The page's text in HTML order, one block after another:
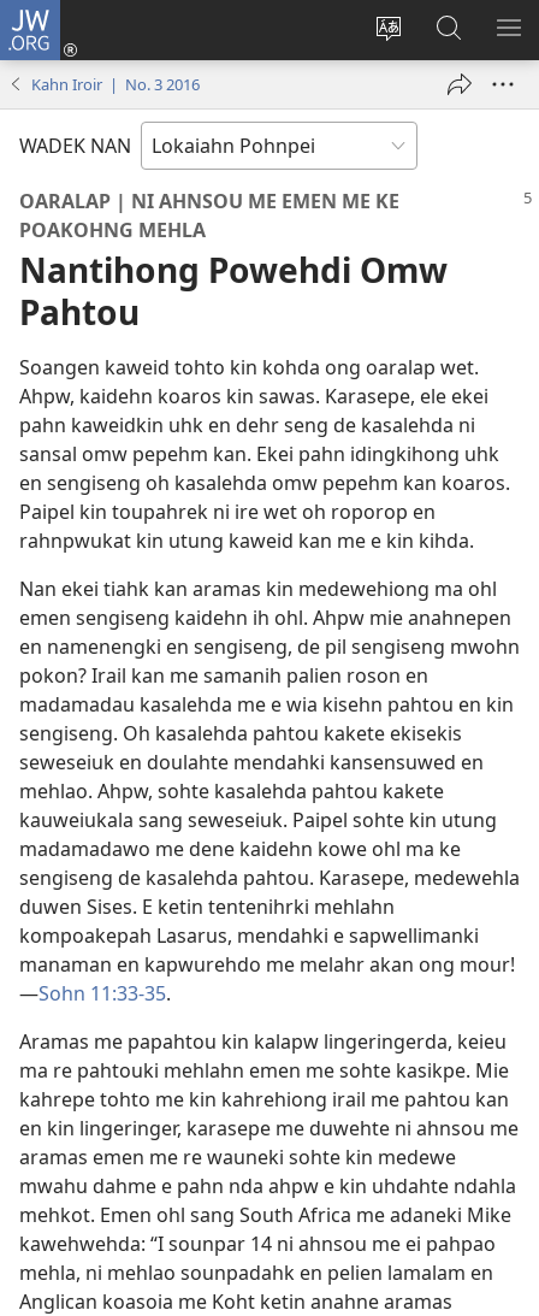
JW.ORG
Wekidala
site
Log
window)
Rapahki
JW.ORG
Kahn Iroir | No. 3 2016
WADEK NAN
OARALAP | NI AHNSOU ME EMEN ME KE
POAKOHNG MEHLA
Nantihong Powehdi Omw
Pahtou
Soangen kaweid tohto kin kohda ong oaralap wet.
Ahpw, kaidehn koaros kin sawas. Karasepe, ele ekei
pahn kaweidkin uhk en dehr seng de kasalehda ni
sansal omw pepehm kan. Ekei pahn idingkihong uhk
en sengiseng oh kasalehda omw pepehm kan koaros.
Paipel kin toupahrek ni ire wet oh roporop en
rahnpwukat kin utung kaweid kan me e kin kihda.
Nan ekei tiahk kan aramas kin medewehiong ma ohl
emen sengiseng kaidehn ih ohl. Ahpw mie anahnepen
en namenengki en sengiseng, de pil sengiseng mwohn
pokon? Irail kan me samanih palien roson en
madamadau kasalehda me e wia kisehn pahtou en kin
sengiseng. Oh kasalehda pahtou kakete ekisekis
seweseiuk en doulahte mendahki kansensuwed en
mehlao. Ahpw, sohte kasalehda pahtou kakete
kauweiukala sang seweseiuk. Paipel sohte kin utung
madamadawo me dene kaidehn kowe ohl ma ke
sengiseng de kasalehda pahtou. Karasepe, medewehla
duwen Sises. E ketin tentenihrki mehlahn
kompoakepah Lasarus, mendahki e sapwellimanki
manaman en kapwurehdo me melahr akan ong mour!​
—Sohn 11:33-35.
Aramas me papahtou kin kalapw lingeringerda, keieu
ma re pahtouki mehlahn emen me sohte kasikpe. Mie
kahrepe tohto me kin kahrehiong irail me pahtou kan
en kin lingeringer, karasepe me duwehte ni ahnsou me
aramas emen me re wauneki sohte kin medewe
mwahu dahme e pahn nda ahpw e kin uhdahte ndahla
mehkot. Emen ohl sang South Africa me adaneki Mike
kawehwehda: “I sounpar 14 ni ahnsou me ei pahpao
mehla, ni mehlao sounpadahk en pelien lamalam en
Anglican koasoia me Koht ketin anahne aramas